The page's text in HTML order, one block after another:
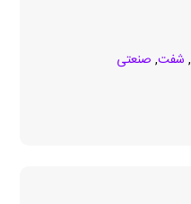
, شفت, صنعتی